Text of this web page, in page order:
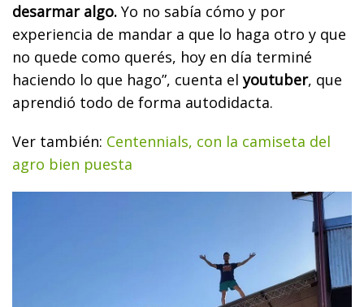
desarmar algo. Yo no sabía cómo y por
experiencia de mandar a que lo haga otro y que
no quede como querés, hoy en día terminé
haciendo lo que hago”, cuenta elyoutuber, que
aprendió todo de forma autodidacta.
Ver también: Centennials, con la camiseta del
agro bien puesta